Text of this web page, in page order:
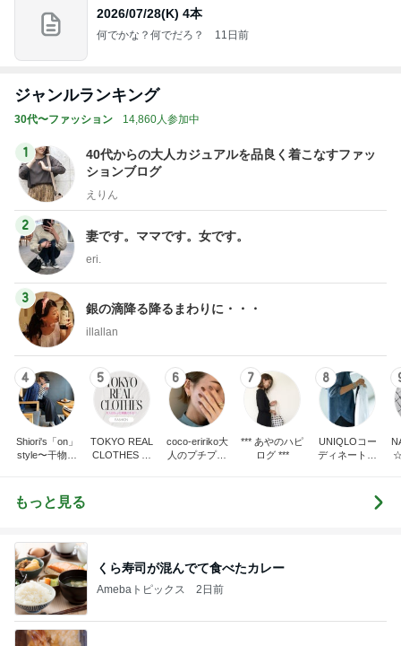
2026/07/28(K) 4本
何でかな？何でだろ？ 11日前
ジャンルランキング
30代〜ファッション 14,860人参加中
1
40代からの大人カジュアルを品良く着こなすファッ
ションブログ
えりん
2
妻です。ママです。女です。
eri.
3
銀の滴降る降るまわりに・・・
illallan
4
Shiori's「on」
style〜干物女
5
TOKYO REAL
CLOTHES 大
6
coco-eririko大
人のプチプラ
7
*** あやのハピ
ログ ***
8
UNIQLOコー
ディネート日
もっと見る
くら寿司が混んでて食べたカレー
Amebaトピックス 2日前